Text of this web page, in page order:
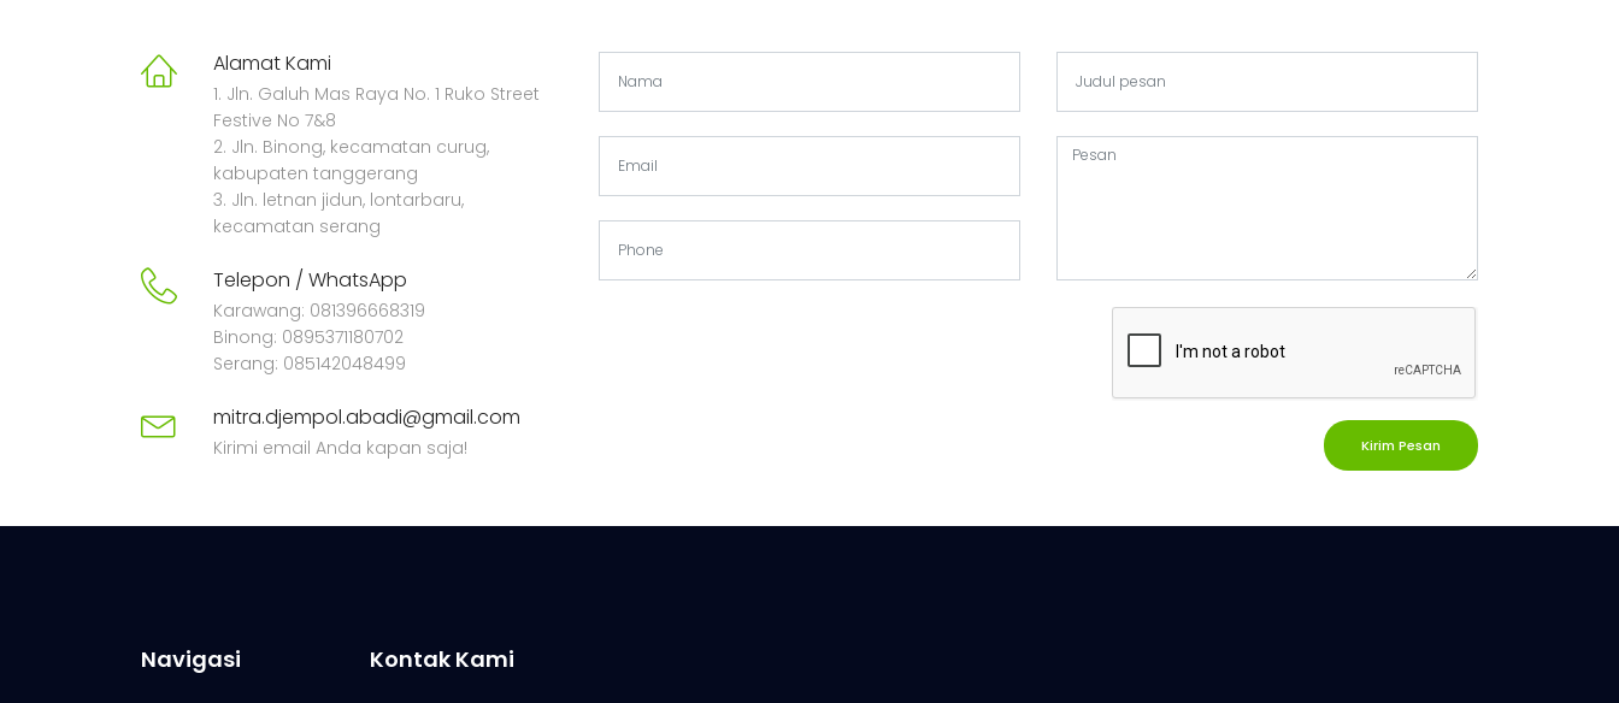
Alamat Kami
1. Jln. Galuh Mas Raya No. 1 Ruko Street
Festive No 7&8
2. Jln. Binong, kecamatan curug,
kabupaten tanggerang
3. Jln. letnan jidun, lontarbaru,
kecamatan serang
Telepon / WhatsApp
Karawang: 081396668319
Binong: 0895371180702
Serang: 085142048499
mitra.djempol.abadi@gmail.com
Kirimi email Anda kapan saja! Kirim Pesan
Navigasi Kontak Kami